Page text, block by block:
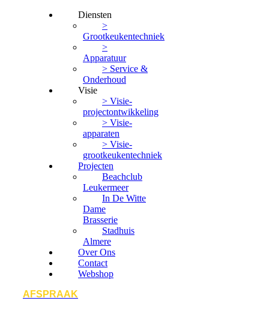
Diensten
>
Grootkeukentechniek
>
Apparatuur
> Service &
Onderhoud
Visie
> Visie-
projectontwikkeling
> Visie-
apparaten
> Visie-
grootkeukentechniek
Projecten
Beachclub
Leukermeer
In De Witte
Dame
Brasserie
Stadhuis
Almere
Over Ons
Contact
Webshop
AFSPRAAK